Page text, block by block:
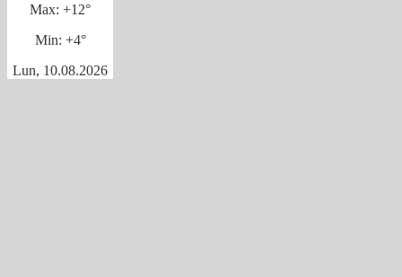
Max: +12°
Min: +4°
Lun, 10.08.2026